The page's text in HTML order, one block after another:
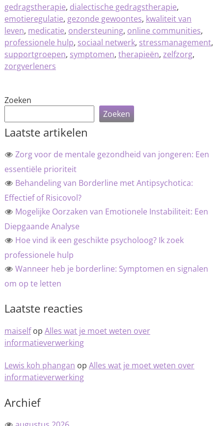
gedragstherapie, dialectische gedragstherapie,
emotieregulatie, gezonde gewoontes, kwaliteit van
leven, medicatie, ondersteuning, online communities,
professionele hulp, sociaal netwerk, stressmanagement,
supportgroepen, symptomen, therapieën, zelfzorg,
zorgverleners
Zoeken
Zoeken
Laatste artikelen
Zorg voor de mentale gezondheid van jongeren: Een
essentiële prioriteit
Behandeling van Borderline met Antipsychotica:
Effectief of Risicovol?
Mogelijke Oorzaken van Emotionele Instabiliteit: Een
Diepgaande Analyse
Hoe vind ik een geschikte psycholoog? Ik zoek
professionele hulp
Wanneer heb je borderline: Symptomen en signalen
om op te letten
Laatste reacties
maiselfop Alles wat je moet weten over
informatieverwerking
Lewis koh phangan op Alles wat je moet weten over
informatieverwerking
Archief